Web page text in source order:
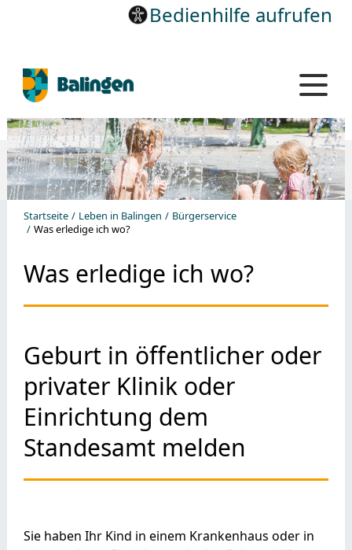
Bedienhilfe aufrufen
Startseite Leben in Balingen
Bürgerservice
Was erledige ich wo?
Was erledige ich wo?
Geburt in öffentlicher oder
privater Klinik oder
Einrichtung dem
Standesamt melden
Sie haben Ihr Kind in einem Krankenhaus oder in